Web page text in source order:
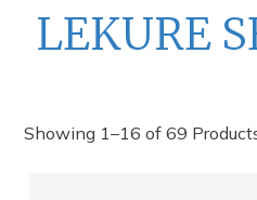
LEKURE
Showing 1–16 of 69